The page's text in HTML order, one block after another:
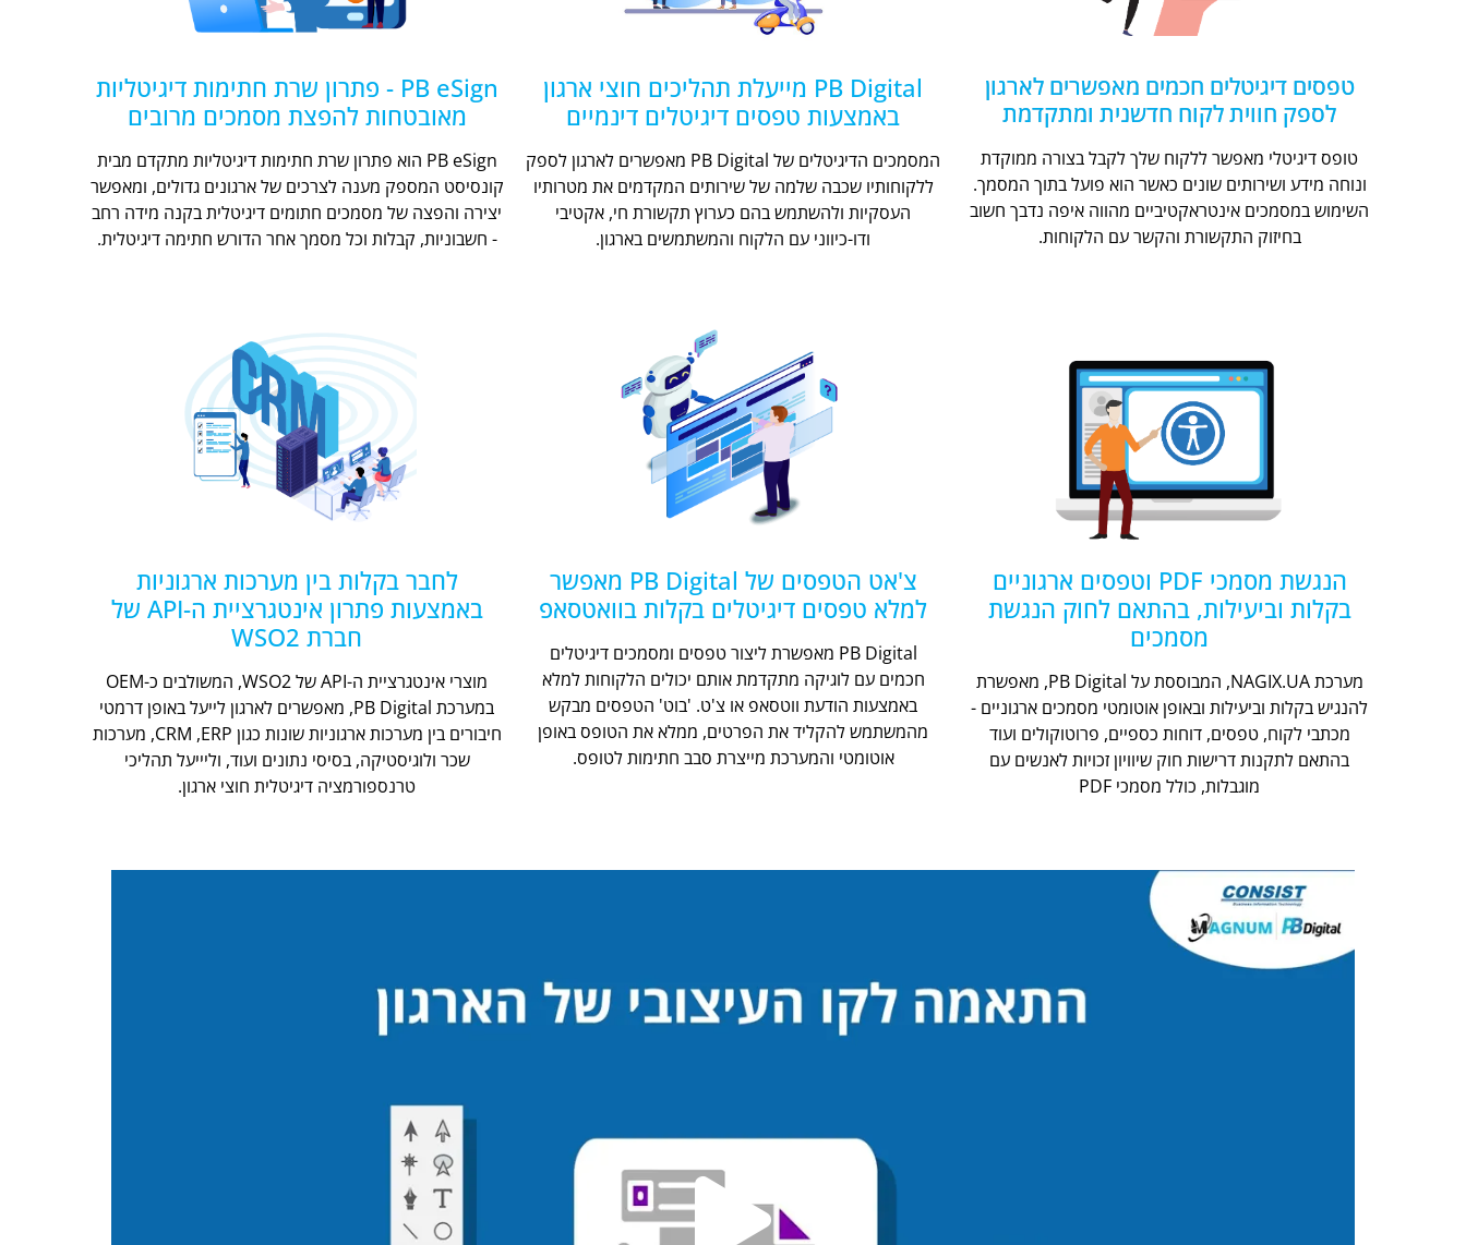
טפסים דיגיטלים חכמים מאפשרים לארגון
לספק חווית לקוח חדשנית ומתקדמת
טופס דיגיטלי מאפשר ללקוח שלך לקבל בצורה ממוקדת
ונוחה מידע ושירותים שונים כאשר הוא פועל בתוך המסמך.
השימוש במסמכים אינטראקטיביים מהווה איפה נדבך חשוב
בחיזוק התקשורת והקשר עם הלקוחות.
PB Digital מייעלת תהליכים חוצי ארגון
באמצעות טפסים דיגיטלים דינמיים
המסמכים הדיגיטלים של PB Digital מאפשרים לארגון לספק
ללקוחותיו שכבה שלמה של שירותים המקדמים את מטרותיו
העסקיות ולהשתמש בהם כערוץ תקשורת חי, אקטיבי
ודו-כיווני עם הלקוח והמשתמשים בארגון.
PB eSign - פתרון שרת חתימות דיגיטליות
מאובטחות להפצת מסמכים מרובים
PB eSign הוא פתרון שרת חתימות דיגיטליות מתקדם מבית
קונסיסט המספק מענה לצרכים של ארגונים גדולים, ומאפשר
יצירה והפצה של מסמכים חתומים דיגיטלית בקנה מידה רחב
- חשבוניות, קבלות וכל מסמך אחר הדורש חתימה דיגיטלית.
הנגשת מסמכי PDF וטפסים ארגוניים
בקלות וביעילות, בהתאם לחוק הנגשת
מסמכים
מערכת NAGIX.UA, המבוססת על PB Digital, מאפשרת
להנגיש בקלות וביעילות ובאופן אוטומטי מסמכים ארגוניים -
מכתבי לקוח, טפסים, דוחות כספיים, פרוטוקולים ועוד
בהתאם לתקנות דרישות חוק שיוויון זכויות לאנשים עם
מוגבלות, כולל מסמכי PDF
צ'אט הטפסים של PB Digital מאפשר
למלא טפסים דיגיטלים בקלות בוואטסאפ
PB Digital מאפשרת ליצור טפסים ומסמכים דיגיטלים
חכמים עם לוגיקה מתקדמת אותם יכולים הלקוחות למלא
באמצעות הודעת ווטסאפ או צ'ט. 'בוט' הטפסים מבקש
מהמשתמש להקליד את הפרטים, ממלא את הטופס באופן
אוטומטי והמערכת מייצרת סבב חתימות לטופס.
לחבר בקלות בין מערכות ארגוניות
באמצעות פתרון אינטגרציית ה-API של
חברת WSO2
מוצרי אינטגרציית ה-API של WSO2, המשולבים כ-OEM
במערכת PB Digital, מאפשרים לארגון לייעל באופן דרמטי
חיבורים בין מערכות ארגוניות שונות כגון CRM ,ERP, מערכות
שכר ולוגיסטיקה, בסיסי נתונים ועוד, וליייעל תהליכי
טרנספורמציה דיגיטלית חוצי ארגון.